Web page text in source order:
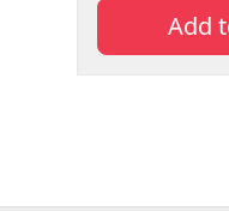
Add